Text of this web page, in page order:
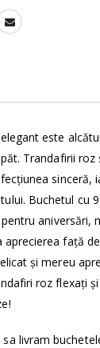
este
Trandafirii roz
sinceră,
Buchetul cu
aniversări,
față
și mereu
roz flexați
livram